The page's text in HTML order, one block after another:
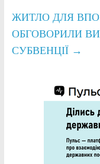
ЖИТЛО ДЛЯ
ОБГОВОРИЛИ
СУБВЕНЦІЇ →